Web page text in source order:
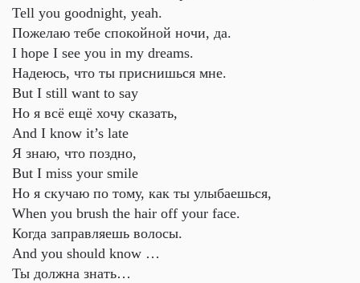
Tell you goodnight, yeah.
Пожелаю тебе спокойной ночи, да.
I hope I see you in my dreams.
Надеюсь, что ты приснишься мне.
But I still want to say
Но я всё ещё хочу сказать,
And I know it’s late
Я знаю, что поздно,
But I miss your smile
Но я скучаю по тому, как ты улыбаешься,
When you brush the hair off your face.
Когда заправляешь волосы.
And you should know …
Ты должна знать…